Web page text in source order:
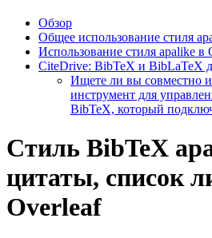
Обзор
Общее использование стиля
Использование стиля apalike в
CiteDrive: BibTeX и BibLaTeX
Ищете ли вы совместно
инструмент для
BibTeX, который
Стиль BibTeX
цитаты, список
Overleaf